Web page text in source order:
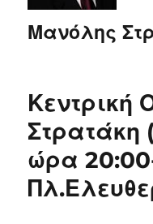
Μανόλης
Κεντρική
Στρατάκη
ώρα